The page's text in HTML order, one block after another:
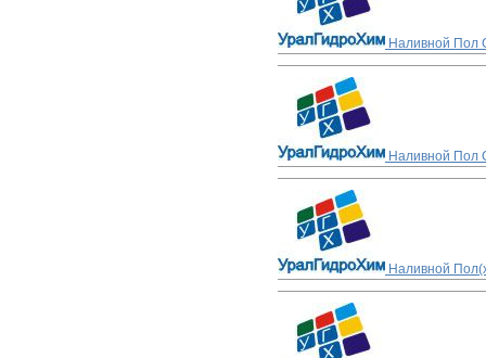
Наливной Пол
Наливной Пол
Наливной